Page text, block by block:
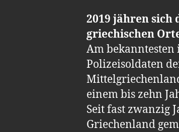
2019 jähren sich
griechischen
Am bekanntesten
Polizeisoldaten
einem bis zehn
Seit fast zwanzig
Griechenland